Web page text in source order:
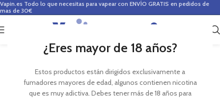
¿Eres mayor de 18 años?
Estos productos están dirigidos exclusivamente a
fumadores mayores de edad, algunos contienen nicotina
que es muy adictiva. Debes tener más de 18 años para
Vapin.es Todo lo que necesitas para vapear con ENVÍO GRATIS en pedidos de
mas de 30€
0